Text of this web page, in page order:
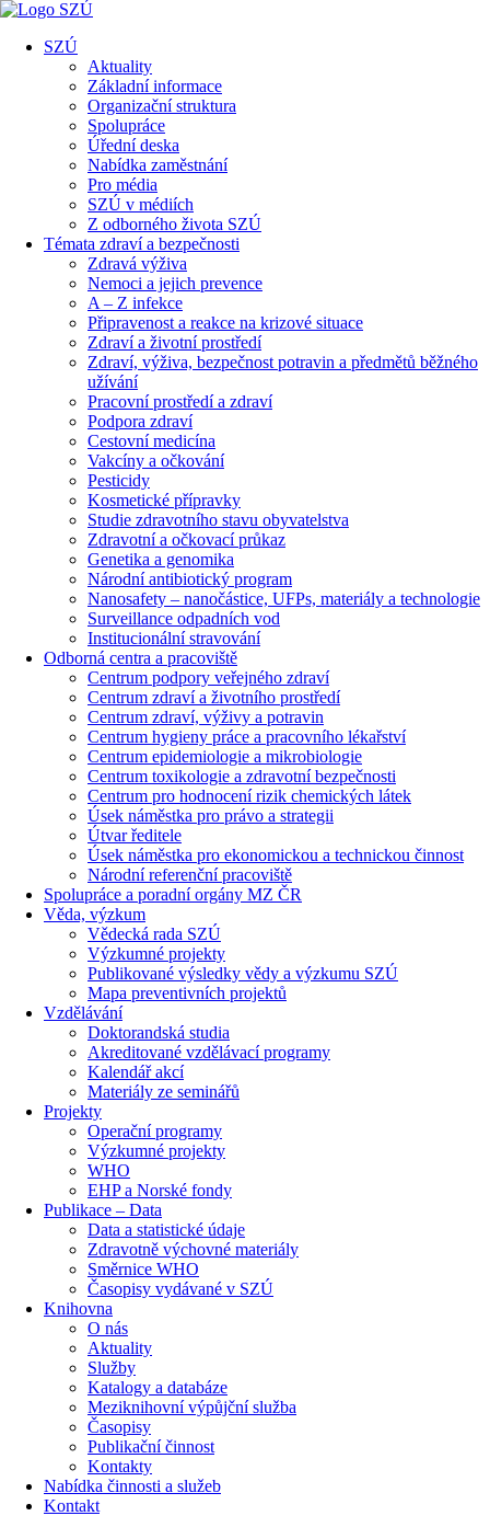
SZÚ
Aktuality
Základní informace
Organizační struktura
Spolupráce
Úřední deska
Nabídka zaměstnání
Pro média
SZÚ v médiích
Z odborného života SZÚ
Témata zdraví a bezpečnosti
Zdravá výživa
Nemoci a jejich prevence
A – Z infekce
Připravenost a reakce na krizové situace
Zdraví a životní prostředí
Zdraví, výživa, bezpečnost potravin a předmětů běžného
užívání
Pracovní prostředí a zdraví
Podpora zdraví
Cestovní medicína
Vakcíny a očkování
Pesticidy
Kosmetické přípravky
Studie zdravotního stavu obyvatelstva
Zdravotní a očkovací průkaz
Genetika a genomika
Národní antibiotický program
Nanosafety – nanočástice, UFPs, materiály a technologie
Surveillance odpadních vod
Institucionální stravování
Odborná centra a pracoviště
Centrum podpory veřejného zdraví
Centrum zdraví a životního prostředí
Centrum zdraví, výživy a potravin
Centrum hygieny práce a pracovního lékařství
Centrum epidemiologie a mikrobiologie
Centrum toxikologie a zdravotní bezpečnosti
Centrum pro hodnocení rizik chemických látek
Úsek náměstka pro právo a strategii
Útvar ředitele
Úsek náměstka pro ekonomickou a technickou činnost
Národní referenční pracoviště
Spolupráce a poradní orgány MZ ČR
Věda, výzkum
Vědecká rada SZÚ
Výzkumné projekty
Publikované výsledky vědy a výzkumu SZÚ
Mapa preventivních projektů
Vzdělávání
Doktorandská studia
Akreditované vzdělávací programy
Kalendář akcí
Materiály ze seminářů
Projekty
Operační programy
Výzkumné projekty
WHO
EHP a Norské fondy
Publikace – Data
Data a statistické údaje
Zdravotně výchovné materiály
Směrnice WHO
Časopisy vydávané v SZÚ
Knihovna
O nás
Aktuality
Služby
Katalogy a databáze
Meziknihovní výpůjční služba
Časopisy
Publikační činnost
Kontakty
Nabídka činnosti a služeb
Kontakt